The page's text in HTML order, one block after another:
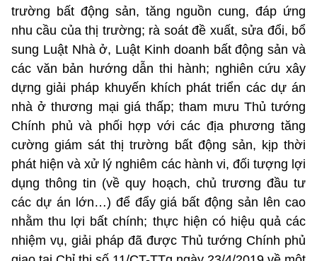
trường bất động sản, tăng nguồn cung, đáp ứng
nhu cầu của thị trường; rà soát đề xuất, sửa đổi, bổ
sung Luật Nhà ở, Luật Kinh doanh bất động sản và
các văn bản hướng dẫn thi hành; nghiên cứu xây
dựng giải pháp khuyến khích phát triển các dự án
nhà ở thương mại giá thấp; tham mưu Thủ tướng
Chính phủ và phối hợp với các địa phương tăng
cường giám sát thị trường bất động sản, kịp thời
phát hiện và xử lý nghiêm các hành vi, đối tượng lợi
dụng thông tin (về quy hoạch, chủ trương đầu tư
các dự án lớn…) để đẩy giá bất động sản lên cao
nhằm thu lợi bất chính; thực hiện có hiệu quả các
nhiệm vụ, giải pháp đã được Thủ tướng Chính phủ